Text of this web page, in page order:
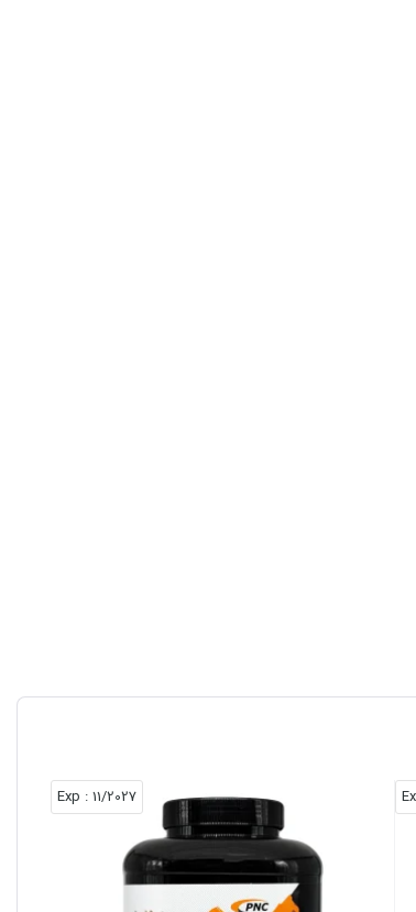
11/2027
: Exp